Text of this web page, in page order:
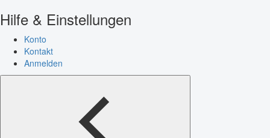
Hilfe & Einstellungen
Konto
Kontakt
Anmelden